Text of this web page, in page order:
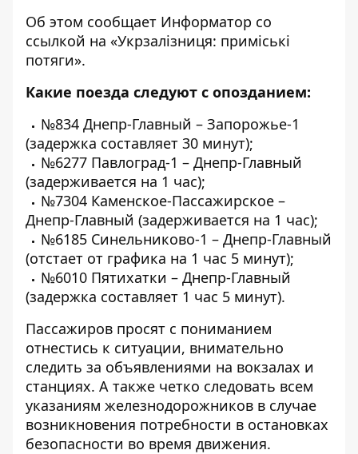
Об этом сообщает Информатор со
ссылкой на «Укрзалізниця: приміські
потяги».
Какие поезда следуют с опозданием:
№834 Днепр-Главный – Запорожье-1
(задержка составляет 30 минут);
№6277 Павлоград-1 – Днепр-Главный
(задерживается на 1 час);
№7304 Каменское-Пассажирское –
Днепр-Главный (задерживается на 1 час);
№6185 Синельниково-1 – Днепр-Главный
(отстает от графика на 1 час 5 минут);
№6010 Пятихатки – Днепр-Главный
(задержка составляет 1 час 5 минут).
Пассажиров просят с пониманием
отнестись к ситуации, внимательно
следить за объявлениями на вокзалах и
станциях. А также четко следовать всем
указаниям железнодорожников в случае
возникновения потребности в остановках
безопасности во время движения.